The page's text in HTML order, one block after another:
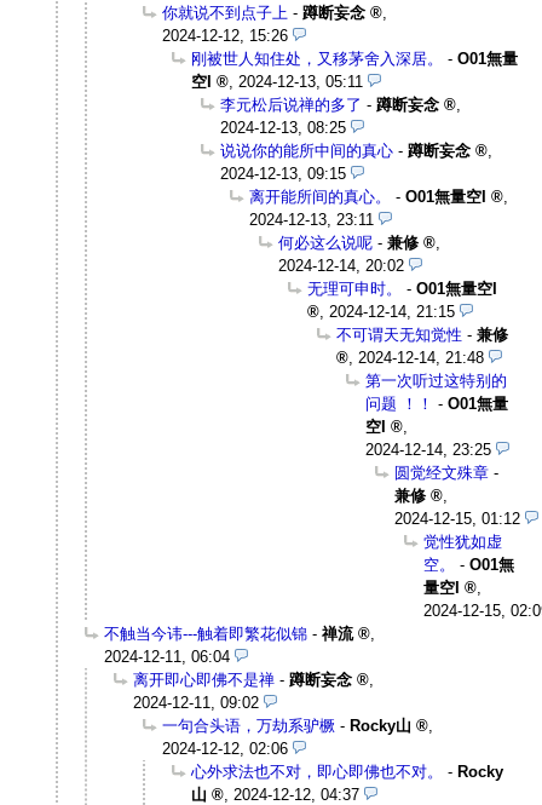
你就说不到点子上 - 蹲断妄念
2024-12-12, 15:26
刚被世人知住处，又移茅舍入深居。
- O01無量
空I
2024-12-13, 05:11
李元松后说禅的多了 - 蹲断妄念
2024-12-13, 08:25
说说你的能所中间的真心 - 蹲断妄念
2024-12-13, 09:15
离开能所间的真心。
- O01無量空I
2024-12-13, 23:11
何必这么说呢 - 兼修
2024-12-14, 20:02
无理可申时。
- O01無量空I
2024-12-14, 21:15
不可谓天无知觉性 - 兼修
2024-12-14, 21:48
第一次听过这特别的
问题 ！！ - O01無量
空I
2024-12-14, 23:25
圆觉经文殊章 -
兼修
2024-12-15, 01:12
觉性犹如虚
空。
- O01無
量空I
2024-12-15,
不触当今讳---触着即繁花似锦 - 禅流
2024-12-11, 06:04
离开即心即佛不是禅 - 蹲断妄念
2024-12-11, 09:02
一句合头语，万劫系驴橛 - Rocky山
2024-12-12, 02:06
心外求法也不对，即心即佛也不对。
- Rocky
山
2024-12-12, 04:37